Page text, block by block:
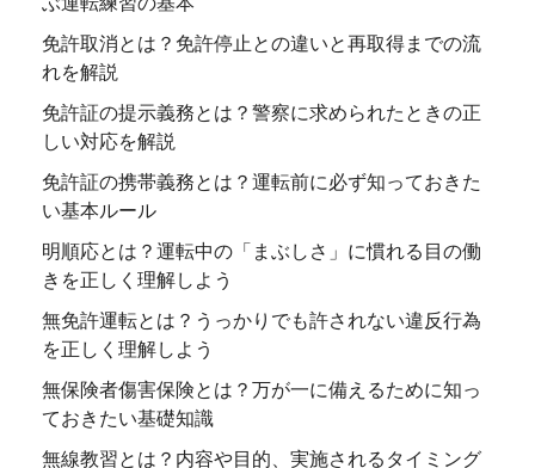
免許取消とは？免許停止との違いと再取得までの流
れを解説
免許証の提示義務とは？警察に求められたときの正
しい対応を解説
免許証の携帯義務とは？運転前に必ず知っておきた
い基本ルール
明順応とは？運転中の「まぶしさ」に慣れる目の働
きを正しく理解しよう
無免許運転とは？うっかりでも許されない違反行為
を正しく理解しよう
無保険者傷害保険とは？万が一に備えるために知っ
ておきたい基礎知識
無線教習とは？内容や目的、実施されるタイミング